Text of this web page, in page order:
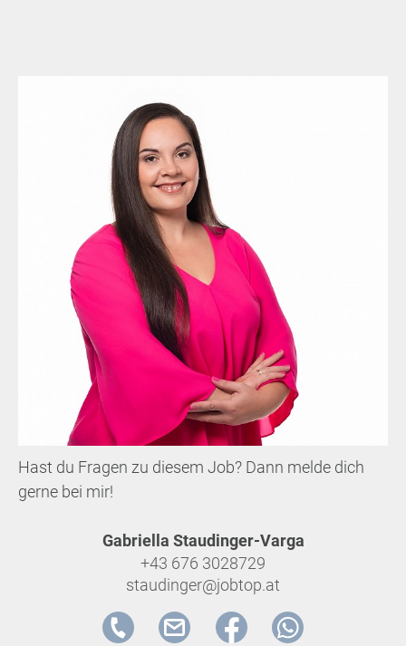
Hast du Fragen zu diesem Job? Dann melde dich
gerne bei mir!
Gabriella Staudinger-Varga
+43 676 3028729
staudinger@jobtop.at